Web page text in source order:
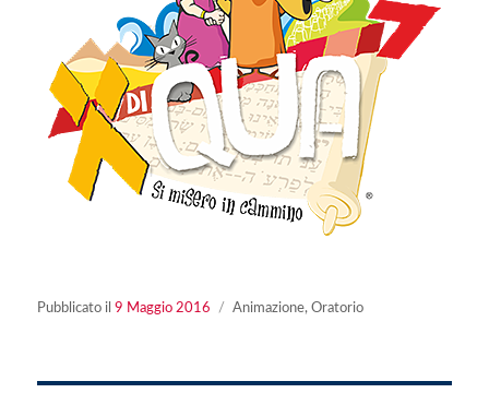
Pubblicato ilPubblicato
9 Maggio 2016 Categorie
Animazione,Oratorio